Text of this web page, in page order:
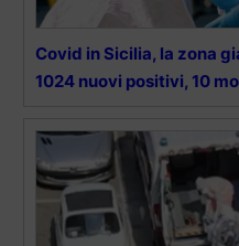
Covid in Sicilia, la zona
1024 nuovi positivi, 10